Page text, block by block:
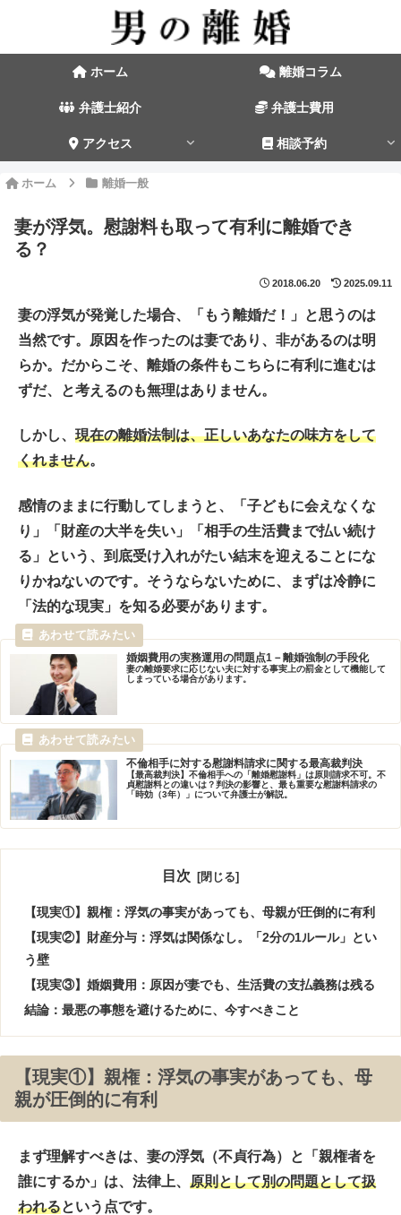
ホーム 離婚コラム
弁護士紹介 弁護士費用
アクセス 相談予約
ホーム 離婚一般
妻が浮気。慰謝料も取って有利に離婚でき
る？
2018.06.20 2025.09.11
妻の浮気が発覚した場合、「もう離婚だ！」と思うのは
当然です。原因を作ったのは妻であり、非があるのは明
らか。だからこそ、離婚の条件もこちらに有利に進むは
ずだ、と考えるのも無理はありません。
しかし、 現在の離婚法制は、正しいあなたの味方をして
くれません。
感情のままに行動してしまうと、「子どもに会えなくな
り」「財産の大半を失い」「相手の生活費まで払い続け
る」という、到底受け入れがたい結末を迎えることにな
りかねないのです。そうならないために、まずは冷静に
「法的な現実」を知る必要があります。
婚姻費用の実務運用の問題点1－離婚強制の手段化
妻の離婚要求に応じない夫に対する事実上の罰金として機能して
しまっている場合があります。
不倫相手に対する慰謝料請求に関する最高裁判決
【最高裁判決】不倫相手への「離婚慰謝料」は原則請求不可。不
貞慰謝料との違いは？判決の影響と、最も重要な慰謝料請求の
「時効（3年）」について弁護士が解説。
目次
【現実①】親権：浮気の事実があっても、母親が圧倒的に有利
【現実②】財産分与：浮気は関係なし。「2分の1ルール」とい
う壁
【現実③】婚姻費用：原因が妻でも、生活費の支払義務は残る
結論：最悪の事態を避けるために、今すべきこと
【現実①】親権：浮気の事実があっても、母
親が圧倒的に有利
まず理解すべきは、妻の浮気（不貞行為）と「親権者を
誰にするか」は、法律上、 原則として別の問題として扱
われるという点です。